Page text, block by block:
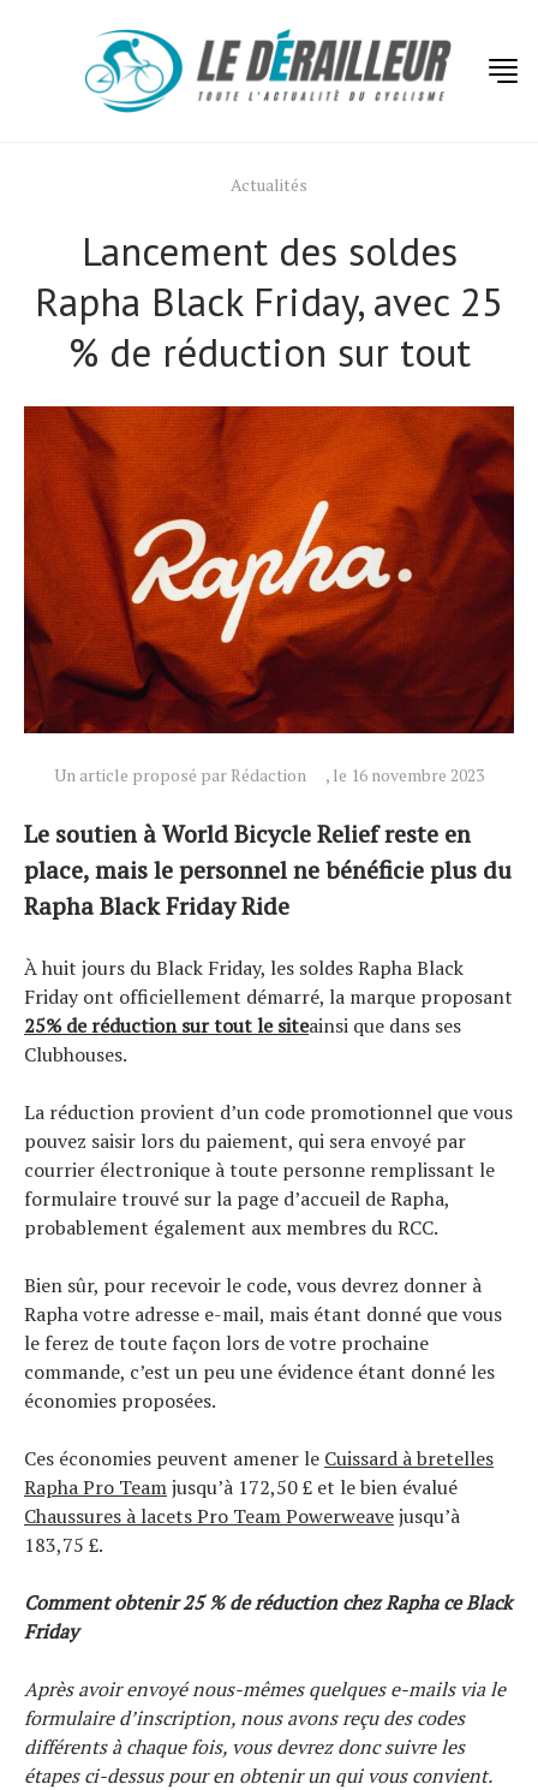
Actualités
Lancement des soldes
Rapha Black Friday, avec 25
% de réduction sur tout
Un article proposé par Rédaction , le 16 novembre 2023
Le soutien à World Bicycle Relief reste en
place, mais le personnel ne bénéficie plus du
Rapha Black Friday Ride
À huit jours du Black Friday, les soldes Rapha Black
Friday ont officiellement démarré, la marque proposant
25% de réduction sur tout le siteainsi que dans ses
Clubhouses.
La réduction provient d’un code promotionnel que vous
pouvez saisir lors du paiement, qui sera envoyé par
courrier électronique à toute personne remplissant le
formulaire trouvé sur la page d’accueil de Rapha,
probablement également aux membres du RCC.
Bien sûr, pour recevoir le code, vous devrez donner à
Rapha votre adresse e-mail, mais étant donné que vous
le ferez de toute façon lors de votre prochaine
commande, c’est un peu une évidence étant donné les
économies proposées.
Ces économies peuvent amener le Cuissard à bretelles
Rapha Pro Teamjusqu’à 172,50 £ et le bien évalué
Chaussures à lacets Pro Team Powerweavejusqu’à
183,75 £.
Comment obtenir 25 % de réduction chez Rapha ce Black
Friday
Après avoir envoyé nous-mêmes quelques e-mails via le
formulaire d’inscription, nous avons reçu des codes
différents à chaque fois, vous devrez donc suivre les
étapes ci-dessus pour en obtenir un qui vous convient.
Actualités
Technologies
Tests de produits
Conseils
Tendances
Tous nos articles